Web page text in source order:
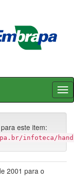
este item:
infoteca/
2001 para o